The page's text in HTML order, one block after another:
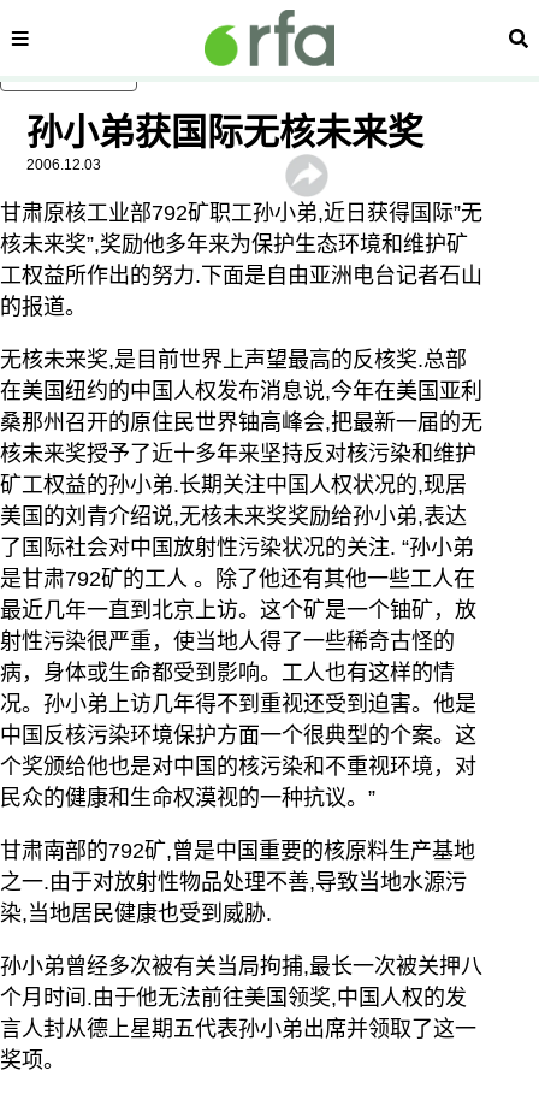
内容分类 搜
孙小弟获国际无核未来奖
2006.12.03
甘肃原核工业部792矿职工孙小弟,近日获得国际”无
核未来奖”,奖励他多年来为保护生态环境和维护矿
工权益所作出的努力.下面是自由亚洲电台记者石山
的报道。
无核未来奖,是目前世界上声望最高的反核奖.总部
在美国纽约的中国人权发布消息说,今年在美国亚利
桑那州召开的原住民世界铀高峰会,把最新一届的无
核未来奖授予了近十多年来坚持反对核污染和维护
矿工权益的孙小弟.长期关注中国人权状况的,现居
美国的刘青介绍说,无核未来奖奖励给孙小弟,表达
了国际社会对中国放射性污染状况的关注. “孙小弟
是甘肃792矿的工人 。除了他还有其他一些工人在
最近几年一直到北京上访。这个矿是一个铀矿，放
射性污染很严重，使当地人得了一些稀奇古怪的
病，身体或生命都受到影响。工人也有这样的情
况。孙小弟上访几年得不到重视还受到迫害。他是
中国反核污染环境保护方面一个很典型的个案。这
个奖颁给他也是对中国的核污染和不重视环境，对
民众的健康和生命权漠视的一种抗议。”
甘肃南部的792矿,曾是中国重要的核原料生产基地
之一.由于对放射性物品处理不善,导致当地水源污
染,当地居民健康也受到威胁.
孙小弟曾经多次被有关当局拘捕,最长一次被关押八
个月时间.由于他无法前往美国领奖,中国人权的发
言人封从德上星期五代表孙小弟出席并领取了这一
奖项。